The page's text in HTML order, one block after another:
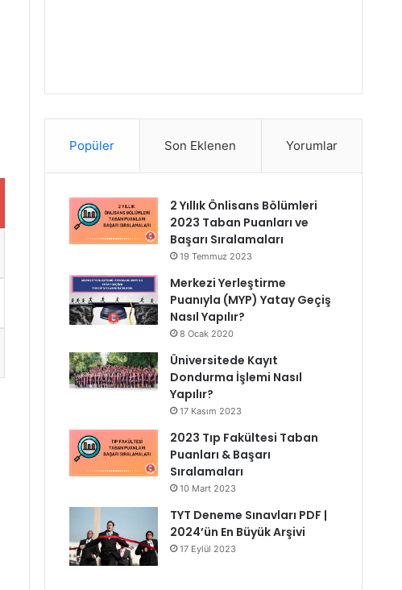
Popüler Son Eklenen Yorumlar
2 Yıllık Önlisans Bölümleri
2023 Taban Puanları ve
Başarı Sıralamaları
19 Temmuz 2023
Merkezi Yerleştirme
Puanıyla (MYP) Yatay Geçiş
Nasıl Yapılır?
8 Ocak 2020
Üniversitede Kayıt
Dondurma İşlemi Nasıl
Yapılır?
17 Kasım 2023
2023 Tıp Fakültesi Taban
Puanları & Başarı
Sıralamaları
10 Mart 2023
TYT Deneme Sınavları PDF |
2024’ün En Büyük Arşivi
17 Eylül 2023